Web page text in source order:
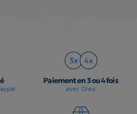
Paiement en 3 ou 4 fois
avec Oney